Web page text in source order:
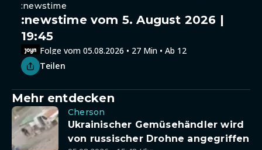
:newstime
:newstime vom 5. August 2026 |
19:45
Folge vom 05.08.2026 • 27 Min • Ab 12
Teilen
Mehr entdecken
Cherson
Ukrainischer Gemüsehändler wird
von russischer Drohne angegriffen